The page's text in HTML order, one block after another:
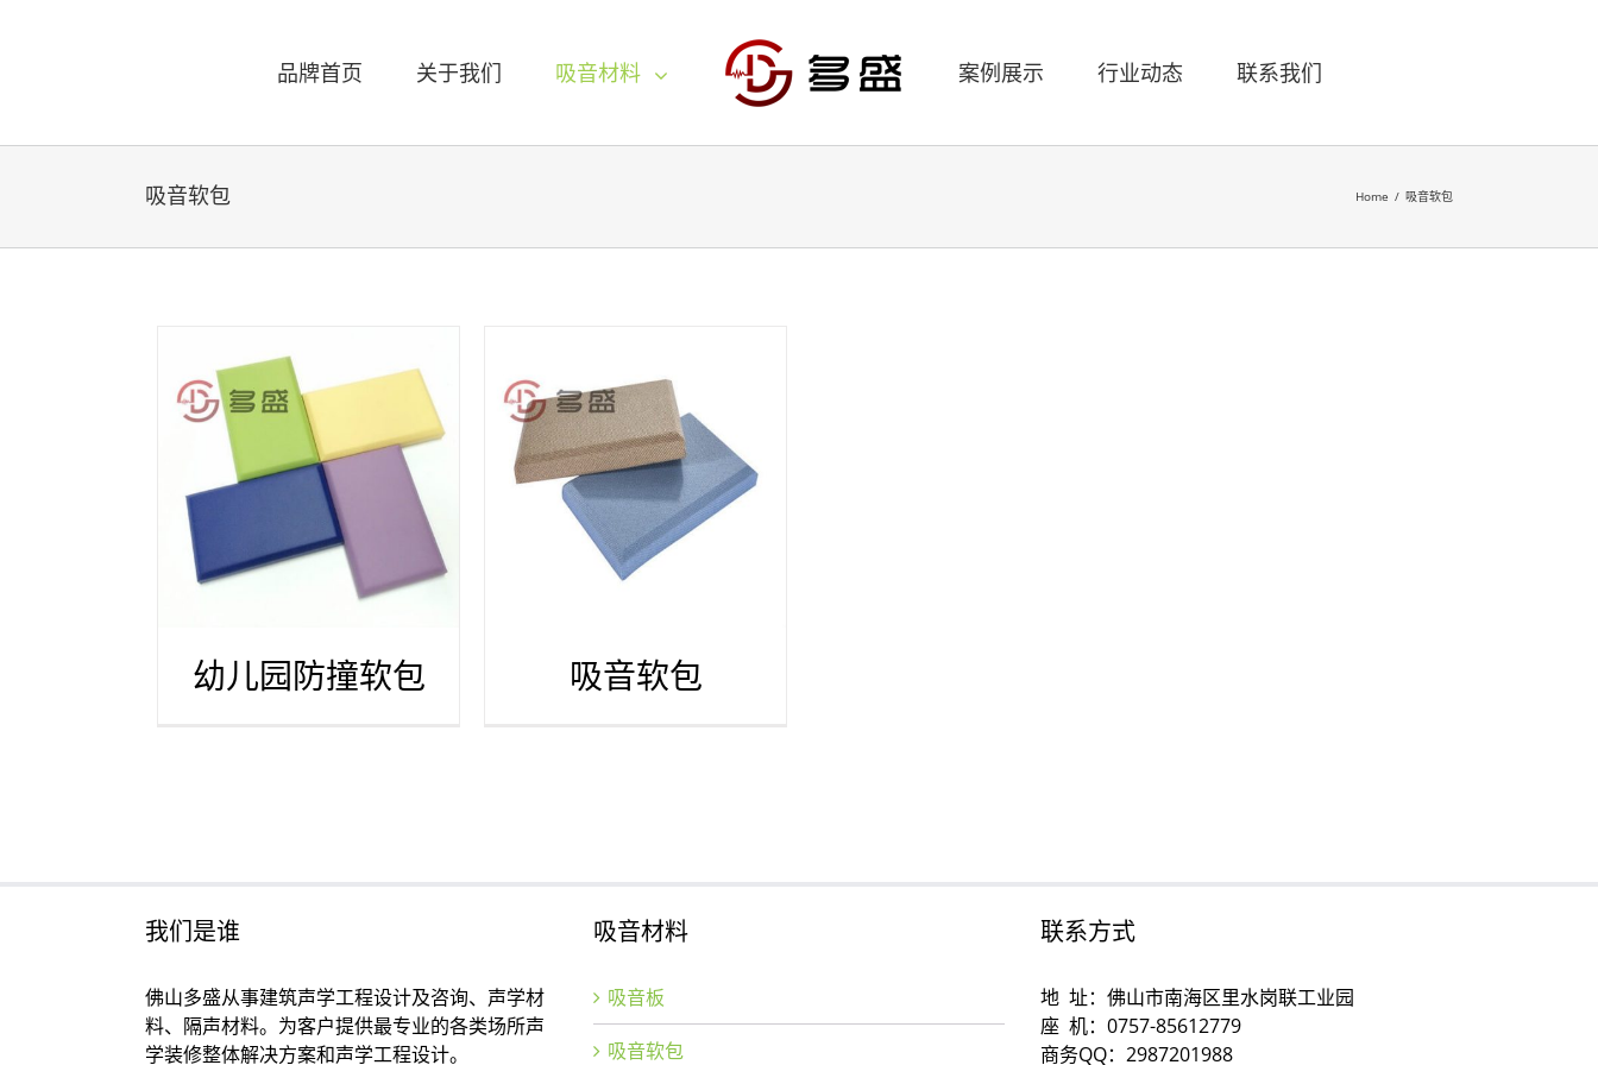
品牌首页 关于我们 吸音材料 案例展示 行业动态 联系我们
吸音软包 Home / 吸音软包
幼儿园防撞软包 吸音软包
我们是谁
佛山多盛从事建筑声学工程设计及咨询、声学材
料、隔声材料。为客户提供最专业的各类场所声
学装修整体解决方案和声学工程设计。
吸音材料
吸音板
吸音软包
联系方式
地 址：佛山市南海区里水岗联工业园
座 机：0757-85612779
商务QQ：2987201988